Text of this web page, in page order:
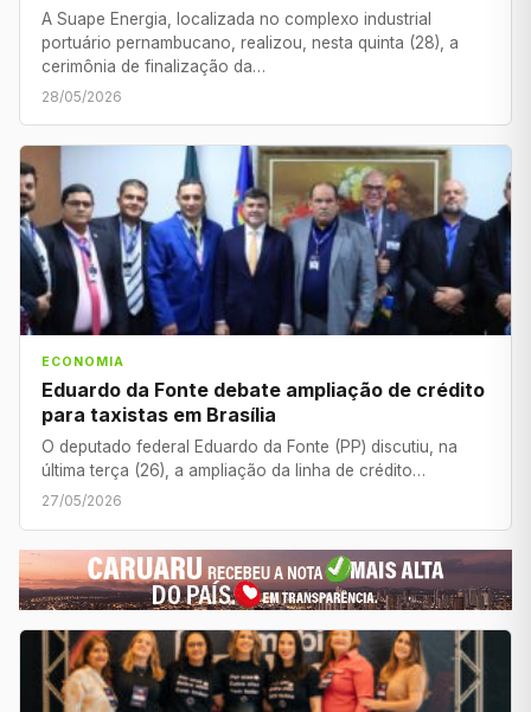
A Suape Energia, localizada no complexo industrial
portuário pernambucano, realizou, nesta quinta (28), a
cerimônia de finalização da…
28/05/2026
ECONOMIA
Eduardo da Fonte debate ampliação de crédito
para taxistas em Brasília
O deputado federal Eduardo da Fonte (PP) discutiu, na
última terça (26), a ampliação da linha de crédito…
27/05/2026